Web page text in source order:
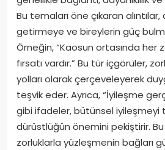
Bu temaları öne çıkaran
getirmeye ve bireylerin güç
Örneğin, “Kaosun ortasında her
fırsatı vardır.” Bu tür içgörüler,
yolları olarak çerçeveleyerek
teşvik eder. Ayrıca, “İyileşme
gibi ifadeler, bütünsel iyileşmeyi
dürüstlüğün önemini pekiştirir.
zorluklarla yüzleşmenin bağları